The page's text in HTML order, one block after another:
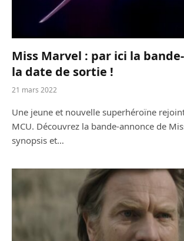
Miss Marvel : par ici la
la date de sortie !
21 mars 2022
Une jeune et nouvelle superhéroïne
MCU. Découvrez la bande-annonce de
synopsis et…